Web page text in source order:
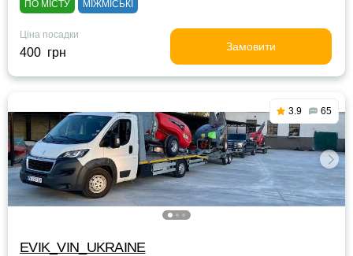
ПО МІСТУ МІЖМІСЬКІ
Ціна посадки
400 грн Замовити
3.9 65
EVIK_VIN_UKRAINE